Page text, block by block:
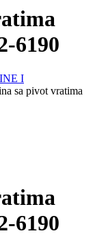
6190
I
sa pivot vratima
6190